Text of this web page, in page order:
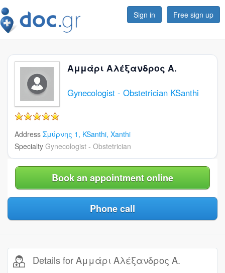
Sign in Free sign up
Αμμάρι Αλέξανδρος Α.
Gynecologist - Obstetrician KSanthi
Address Σμύρνης 1, KSanthi, Xanthi
Specialty Gynecologist - Obstetrician
Book an appointment online
Phone call
Details for Αμμάρι Αλέξανδρος Α.